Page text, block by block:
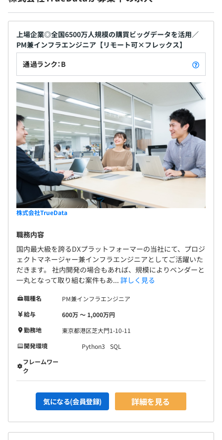
上場企業◎全国6500万人規模の購買ビッグデータを活用／
PM兼インフラエンジニア【リモート可×フレックス】
通過ランク：B
株式会社TrueData
職務内容
国内最大級を誇るDXプラットフォーマーの当社にて、プロジ
ェクトマネージャー兼インフラエンジニアとしてご活躍いた
だきます。 社内開発の場合もあれば、規模によりベンダーと
一丸となって取り組む案件もあ... 詳しく見る
職種名
PM兼インフラエンジニア
給与
600万 〜 1,000万円
勤務地
東京都港区芝大門1-10-11
開発環境
Python3
SQL
フレームワー
ク
気になる(会員登録) 詳細を見る